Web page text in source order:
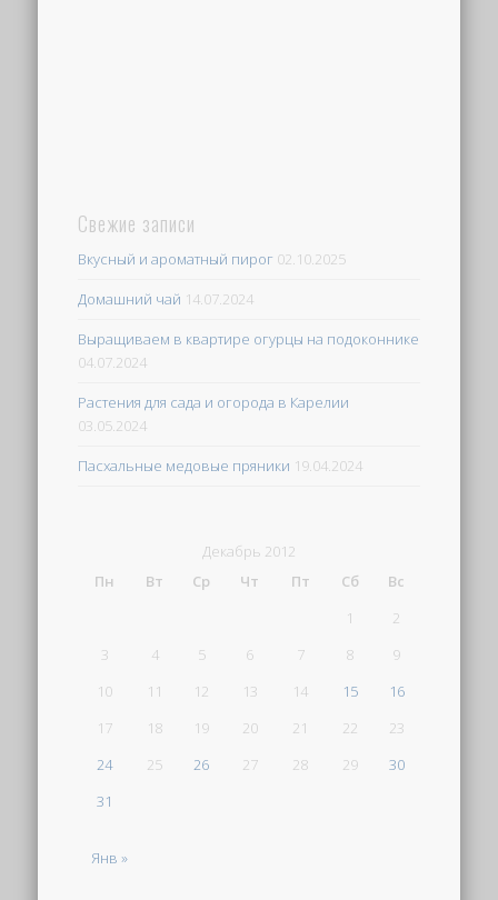
Свежие записи
Вкусный и ароматный пирог 02.10.2025
Домашний чай 14.07.2024
Выращиваем в квартире огурцы на подоконнике
04.07.2024
Растения для сада и огорода в Карелии
03.05.2024
Пасхальные медовые пряники 19.04.2024
Декабрь 2012
Пн
Вт Ср Чт Пт Сб
Вс
1
2
3
4 5 6 7 8
9
10
11 12 13 14 15
16
17
18 19 20 21 22
23
24
25 26 27 28 29
30
31
Янв »